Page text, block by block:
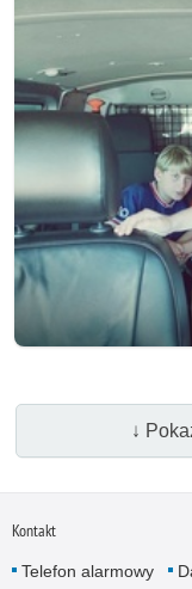
↓
Kontakt
Telefon alarmowy